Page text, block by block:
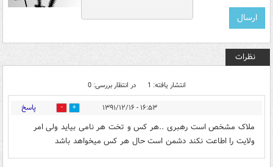
نظرات
انتشار یافته: 1 در انتظار بررسی: 0
۱۶:۵۳ - ۱۳۹۱/۱۲/۱۶ 0 پاسخ
ملاک مشخص است رهبری ..هر کس و تخت هر نامی بیاید ولی امر
ولایت را اطاعت نکند دشمن است حال هر کس میخواهد باشد